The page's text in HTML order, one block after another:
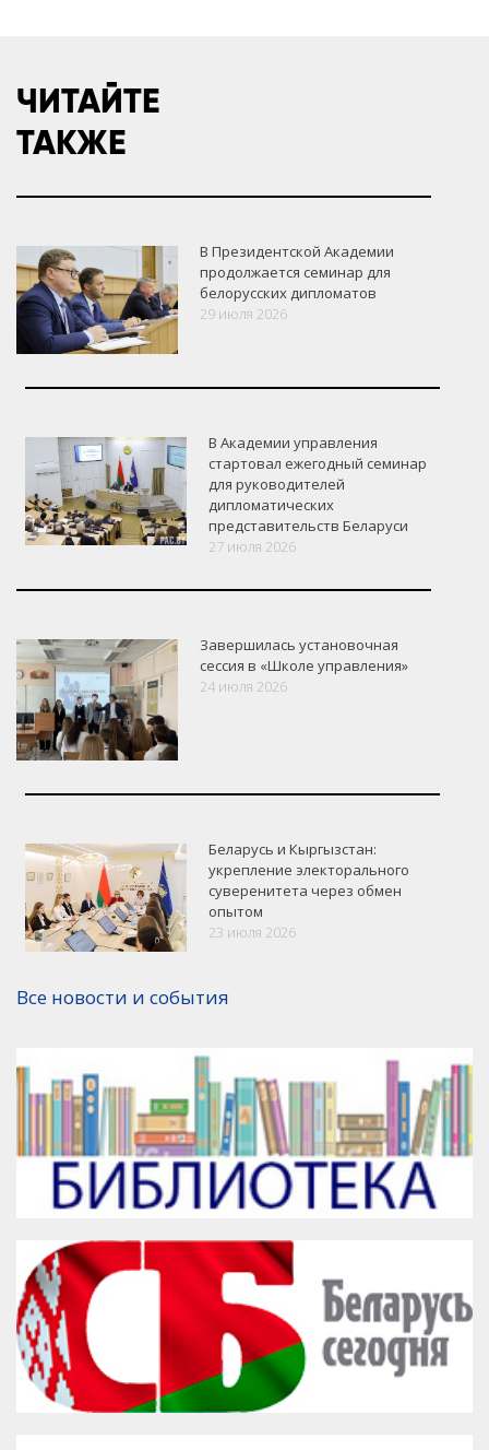
VK Google+ Facebook
ЧИТАЙТЕ
ТАКЖЕ
В Президентской Академии
продолжается семинар для
белорусских дипломатов
29 июля 2026
В Академии управления
стартовал ежегодный семинар
для руководителей
дипломатических
представительств Беларуси
27 июля 2026
Завершилась установочная
сессия в «Школе управления»
24 июля 2026
Беларусь и Кыргызстан:
укрепление электорального
суверенитета через обмен
опытом
23 июля 2026
Все новости и события